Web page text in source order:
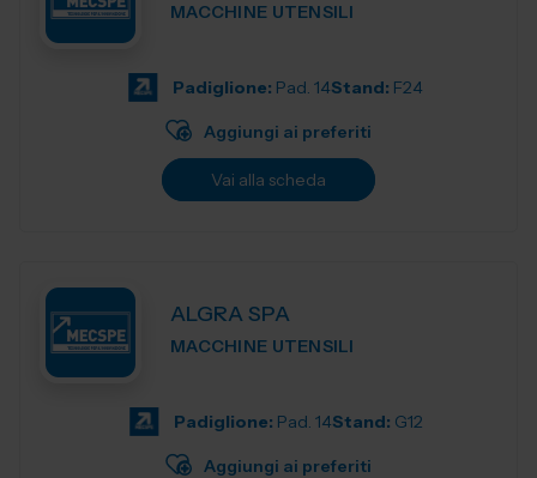
MACCHINE UTENSILI
Padiglione: Pad. 14Stand: F24
Aggiungi ai preferiti
Vai alla scheda
ALGRA SPA
MACCHINE UTENSILI
Padiglione: Pad. 14Stand: G12
Aggiungi ai preferiti